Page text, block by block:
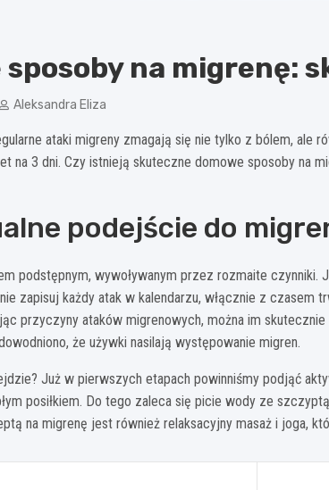
sposoby na migrenę:
Aleksandra Eliza
ataki migreny zmagają się nie tylko z bólem, ale
na 3 dni. Czy istnieją skuteczne domowe sposoby na
podejście do
podstępnym, wywoływanym przez rozmaite
zapisuj każdy atak w kalendarzu, włącznie z czasem
przyczyny ataków migrenowych, można im
że używki nasilają występowanie migren.
Już w pierwszych etapach powinniśmy podjąć
posiłkiem. Do tego zaleca się picie wody ze
na migrenę jest również relaksacyjny masaż i joga,